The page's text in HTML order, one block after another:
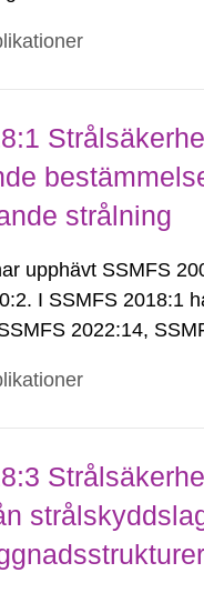
strålning
upphävt SSMFS
I SSMFS 2018:1
2022:14,